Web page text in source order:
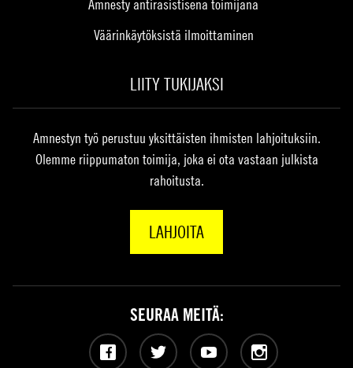
Amnesty antirasistisena toimijana
Väärinkäytöksistä ilmoittaminen
LIITY TUKIJAKSI
Amnestyn työ perustuu yksittäisten ihmisten lahjoituksiin.
Olemme riippumaton toimija, joka ei ota vastaan julkista
rahoitusta.
LAHJOITA
SEURAA MEITÄ:
Facebook Twitter YouTubeInstagram